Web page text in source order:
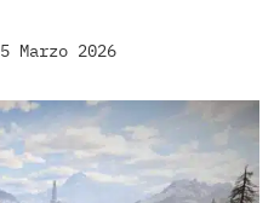
5 Marzo 2026